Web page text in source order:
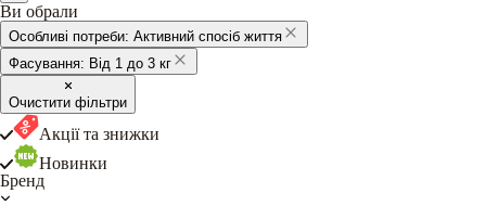
Ви обрали
Особливі потреби: Активний спосіб життя
Фасування: Від 1 до 3 кг
Очистити фільтри
Акції та знижки
Новинки
Бренд